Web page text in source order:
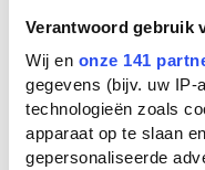
Verantwoord gebruik
Wij en onze 141
gegevens (bijv. uw IP-
technologieën zoals
apparaat op te slaan
gepersonaliseerde
in